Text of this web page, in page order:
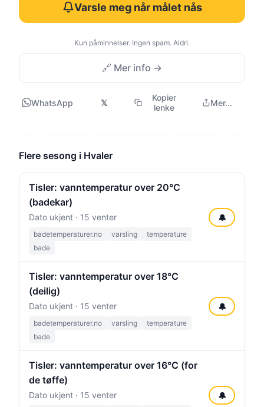
Varsle meg når målet nås
Kun påminnelser. Ingen spam. Aldri.
🔗 Mer info →
WhatsApp 𝕏
Kopier
lenke
Mer...
Flere sesong i Hvaler
Tisler: vanntemperatur over 20°C
(badekar)
Dato ukjent · 15 venter
badetemperaturer.no varsling
temperature
bade
🔔
Tisler: vanntemperatur over 18°C
(deilig)
Dato ukjent · 15 venter
badetemperaturer.no varsling
temperature
bade
🔔
Tisler: vanntemperatur over 16°C (for
de tøffe)
Dato ukjent · 15 venter 🔔